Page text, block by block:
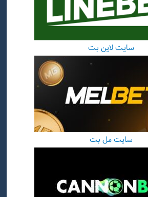
سایت لاین بت
سایت مل بت